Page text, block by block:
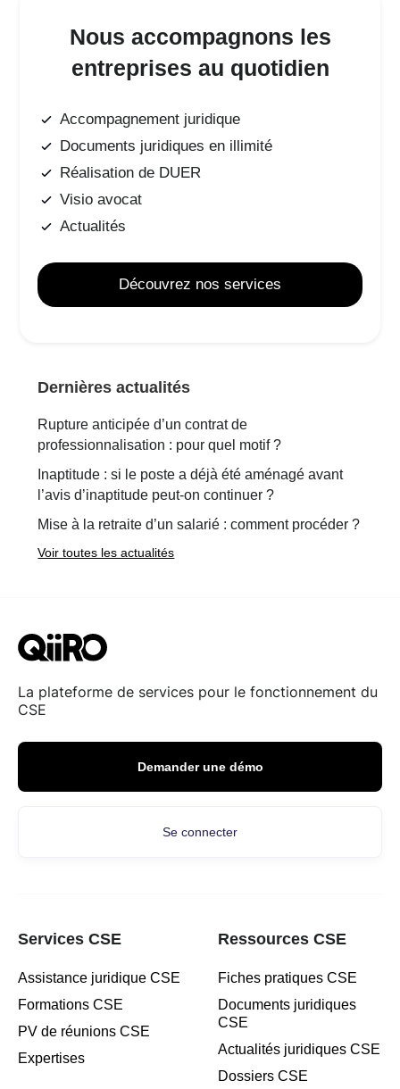
Nous accompagnons les
entreprises au quotidien
Accompagnement juridique
Documents juridiques en illimité
Réalisation de DUER
Visio avocat
Actualités
Découvrez nos services
Dernières actualités
Rupture anticipée d’un contrat de
professionnalisation : pour quel motif ?
Inaptitude : si le poste a déjà été aménagé avant
l’avis d’inaptitude peut-on continuer ?
Mise à la retraite d’un salarié : comment procéder ?
Voir toutes les actualités
La plateforme de services pour le fonctionnement du
CSE
Demander une démo
Se connecter
Services CSE
Assistance juridique CSE
Formations CSE
PV de réunions CSE
Expertises
Ressources CSE
Fiches pratiques CSE
Documents juridiques
CSE
Actualités juridiques CSE
Dossiers CSE